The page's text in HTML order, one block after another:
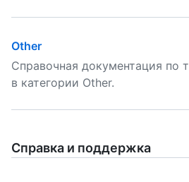
Other
Справочная документация по
в категории Other.
Справка и поддержка